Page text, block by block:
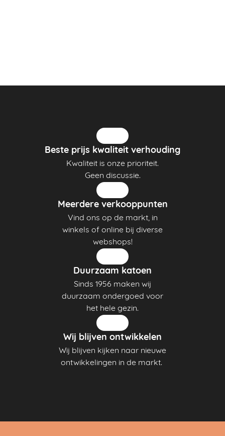
Beste prijs kwaliteit verhouding
Kwaliteit is onze prioriteit.
Geen discussie.
Meerdere verkooppunten
Vind ons op de markt, in
winkels of online bij diverse
webshops!
Duurzaam katoen
Sinds 1956 maken wij
duurzaam ondergoed voor
het hele gezin.
Wij blijven ontwikkelen
Wij blijven kijken naar nieuwe
ontwikkelingen in de markt.